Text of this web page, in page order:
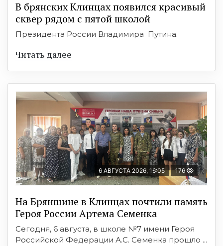
В брянских Клинцах появился красивый
сквер рядом с пятой школой
Президента России Владимира Путина.
Читать далее
6 АВГУСТА 2026, 16:05 176
На Брянщине в Клинцах почтили память
Героя России Артема Семенка
Сегодня, 6 августа, в школе №7 имени Героя
Российской Федерации А.С. Семенка прошло ...